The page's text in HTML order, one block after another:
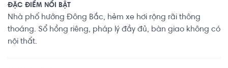
ĐẶC ĐIỂM NỔI BẬT
Nhà phố hướng Đông Bắc, hẻm xe hơi rộng rãi thông
thoáng. Sổ hồng riêng, pháp lý đầy đủ, bàn giao không có
nội thất.